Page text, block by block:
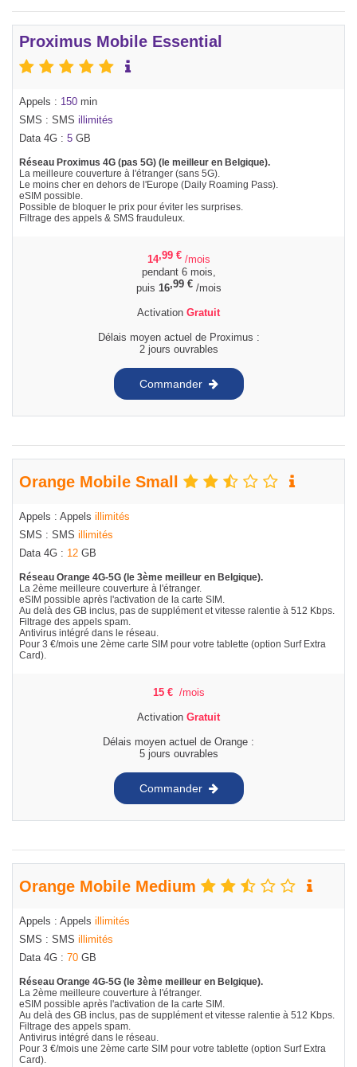
Proximus Mobile Essential
Appels : 150 min
SMS : SMS illimités
Data 4G : 5 GB
Réseau Proximus 4G (pas 5G) (le meilleur en Belgique).
La meilleure couverture à l'étranger (sans 5G).
Le moins cher en dehors de l'Europe (Daily Roaming Pass).
eSIM possible.
Possible de bloquer le prix pour éviter les surprises.
Filtrage des appels & SMS frauduleux.
14,99 € /mois
pendant 6 mois,
puis 16,99 €/mois
Activation Gratuit
Délais moyen actuel de Proximus :
2 jours ouvrables
Commander
Orange Mobile Small
Appels : Appels illimités
SMS : SMS illimités
Data 4G : 12 GB
Réseau Orange 4G-5G (le 3ème meilleur en Belgique).
La 2ème meilleure couverture à l'étranger.
eSIM possible après l'activation de la carte SIM.
Au delà des GB inclus, pas de supplément et vitesse ralentie à 512 Kbps.
Filtrage des appels spam.
Antivirus intégré dans le réseau.
Pour 3 €/mois une 2ème carte SIM pour votre tablette (option Surf Extra
Card).
15 € /mois
Activation Gratuit
Délais moyen actuel de Orange :
5 jours ouvrables
Commander
Orange Mobile Medium
Appels : Appels illimités
SMS : SMS illimités
Data 4G : 70 GB
Réseau Orange 4G-5G (le 3ème meilleur en Belgique).
La 2ème meilleure couverture à l'étranger.
eSIM possible après l'activation de la carte SIM.
Au delà des GB inclus, pas de supplément et vitesse ralentie à 512 Kbps.
Filtrage des appels spam.
Antivirus intégré dans le réseau.
Pour 3 €/mois une 2ème carte SIM pour votre tablette (option Surf Extra
Card).